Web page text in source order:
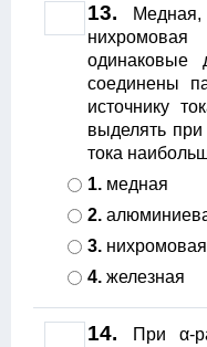
13.
одинаковые
соединены
источнику
выделять при
тока
1. медная
2.
3. нихромовая
4. железная
14.
При α-